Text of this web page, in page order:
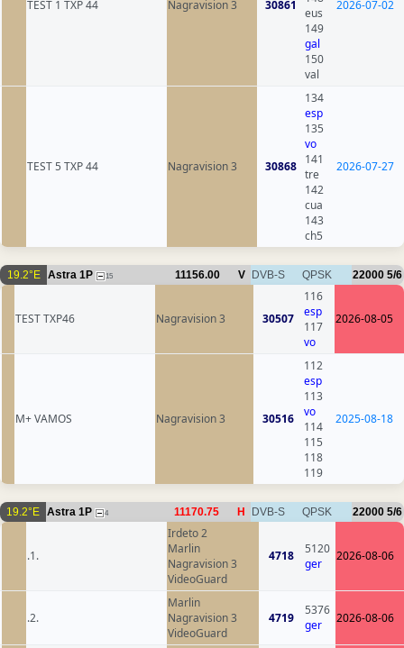
TEST 1 TXP 44 Nagravision 3 30861
eus
149
gal
150
val
2026-07-02
TEST 5 TXP 44 Nagravision 3 30868
134
esp
135
vo
141
tre
142
cua
143
ch5
2026-07-27
19.2°E Astra 1P 15 11156.00 V DVB-S QPSK 22000 5/6
TEST TXP46 Nagravision 3 30507
116
esp
117
vo
2026-08-05
M+ VAMOS Nagravision 3 30516
112
esp
113
vo
114
115
118
119
2025-08-18
19.2°E Astra 1P 4 11170.75 H DVB-S QPSK 22000 5/6
.1.
Irdeto 2
Marlin
Nagravision 3
VideoGuard
4718
5120
ger
2026-08-06
.2.
Marlin
Nagravision 3
VideoGuard
4719
5376
ger
2026-08-06